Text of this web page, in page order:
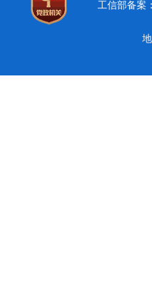
工信部备案